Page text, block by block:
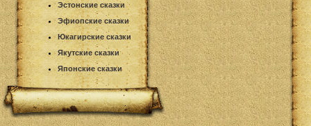
Эстонские сказки
Эфиопские сказки
Юкагирские сказки
Якутские сказки
Японские сказки